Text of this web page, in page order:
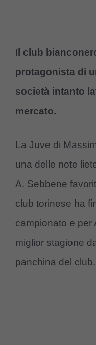
Il club
protagonista di
società intanto
mercato.
La Juve di
una delle note
A. Sebbene
club torinese ha
campionato e per
miglior stagione
panchina del club.